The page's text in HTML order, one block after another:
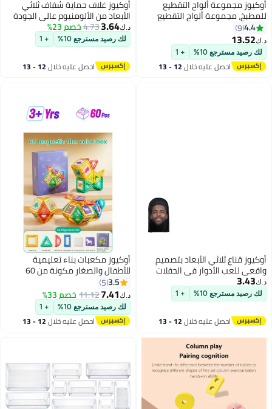
أوكيوز مجموعة ألواح التقطيع
للمطبخ، مجموعة ألواح التقطيع
البلاستيكية، مجموعة ألواح التقطيع
لمنع تلوث ألواح التقطيع بالأطعمة
المختلفة
4.4
9
د.ك‏13.52
لك رصيد مسترجع 10% + 1
احصل عليه خلال 12 - 13
أوكيوز غلاف حماية شفاف ثلاثي
الأبعاد من الألومنيوم عالي الجودة
لهاتف Smart8 متوافق مع غلاف
حماية مضاد لبصمات الأصابع
د.ك‏3.64
4.73خصم 23%
لك رصيد مسترجع 10% + 1
احصل عليه خلال 12 - 13
أوكيوز قناع ثلاثي الأبعاد بتصميم
واقعي للعب الأدوار في الحفلات
د.ك‏3.43
لك رصيد مسترجع 10% + 1
احصل عليه خلال 12 - 13
أوكيوز مكعبات بناء تعليمية
للأطفال والصغار مكونة من 60
قطعة من مكعبات البناء
المغناطيسية بأشكال وألوان
متنوعة، مكعبات مغناطيسية ثلاثية
الأبعاد للأطفال، ألعاب تكديس هدية
للأولاد والبنات
3.5
5
د.ك‏7.41
11.12خصم 33%
لك رصيد مسترجع 10% + 1
احصل عليه خلال 12 - 13